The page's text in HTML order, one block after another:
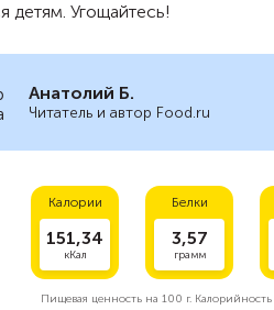
детям. Угощайтесь!
Анатолий Б.
Читатель и автор Food.ru
Калории
151,34
кКал
Белки
3,57
грамм
Пищевая ценность на 100 г.Калорийность